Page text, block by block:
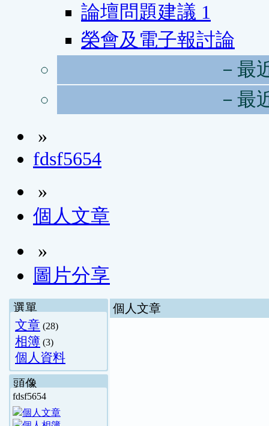
論壇問題建議 1
榮會及電子報討論
－最
－最
»
fdsf5654
»
個人文章
»
圖片分享
選單
文章 (28)
相簿 (3)
個人資料
頭像
fdsf5654
個人文章